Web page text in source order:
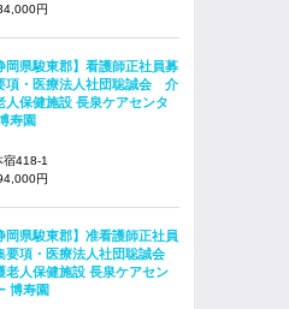
円
岡県駿東郡】看護師正社員募
項・医療法人社団聡誠会 介
人保健施設 長泉ケアセンタ
寿園
宿418-1
円
岡県駿東郡】准看護師正社員
要項・医療法人社団聡誠会
老人保健施設 長泉ケアセン
博寿園